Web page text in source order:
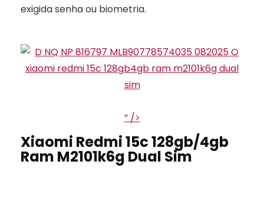
exigida senha ou biometria.
” />
Xiaomi Redmi 15c 128gb/4gb
Ram M2101k6g Dual Sim